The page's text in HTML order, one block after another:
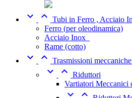
  Tubi in Ferro , Acciaio
Ferro (per oleodinamica)
Acciaio Inox_
Rame (cotto)
  Trasmissioni
  Riduttori
Vartiatori Meccanici
 